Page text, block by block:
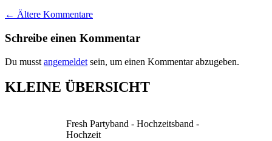
Kommentarnavigation
← Ältere Kommentare
Schreibe einen Kommentar
Du musst angemeldet sein, um einen Kommentar abzugeben.
KLEINE ÜBERSICHT
Fresh Partyband - Hochzeitsband -
Hochzeit